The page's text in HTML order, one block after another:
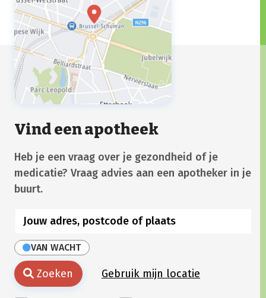
Vind een apotheek
Heb je een vraag over je gezondheid of je
medicatie? Vraag advies aan een apotheker in je
buurt.
VAN WACHT
Zoeken Gebruik mijn locatie